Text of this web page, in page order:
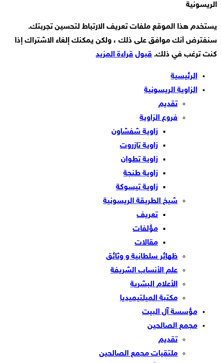
الريسونية
يستخدم هذا الموقع ملفات تعريف الارتباط لتحسين تجربتك.
سنفترض أنك موافق على ذلك ، ولكن يمكنك إلغاء الاشتراك إذا
كنت ترغب في ذلك. قبول قراءة المزيد
الرئيسية
الزاوية الريسونية
تقديم
فروع الزاوية
زاوية شفشاون
زاوية تازروت
زاوية تطوان
زاوية طنجة
زاوية تيسوكة
شيخ الطريقة الريسونية
تعريف
مؤلفات
مقالات
ظهائر سلطانية و وثائق
علم الأنساب الشريفة
الأعلام البشرية
مكتبة الميلتيميديا
مؤسسة آل البيت
مجمع الصالحين
تقديم
ملتقيات مجمع الصالحين